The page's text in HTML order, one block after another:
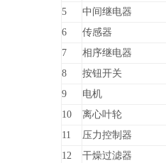
5
中间继电器
6
传感器
7
相序继电器
8
按钮开关
9
电机
10
离心叶轮
11
压力控制器
12
干燥过滤器